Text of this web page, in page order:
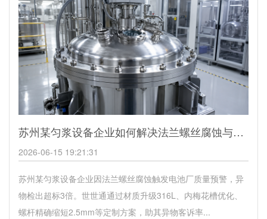
苏州某匀浆设备企业如何解决法兰螺丝腐蚀与洁净度问题
2026-06-15 19:21:31
苏州某匀浆设备企业因法兰螺丝腐蚀触发电池厂质量预警，异
物检出超标3倍。世世通通过材质升级316L、内梅花槽优化、
螺杆精确缩短2.5mm等定制方案，助其异物客诉率...